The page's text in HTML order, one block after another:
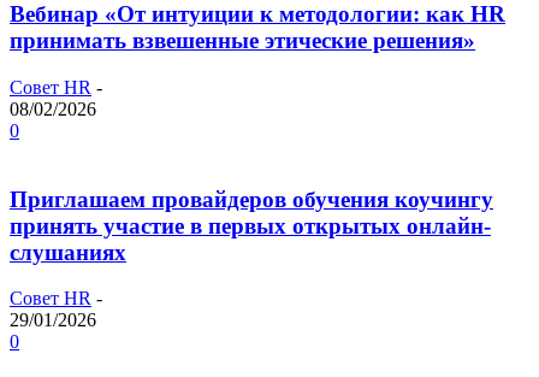
Вебинар «От интуиции к методологии: как HR
принимать взвешенные этические решения»
Совет HR -
08/02/2026
0
Приглашаем провайдеров обучения коучингу
принять участие в первых открытых онлайн-
слушаниях
Совет HR -
29/01/2026
0